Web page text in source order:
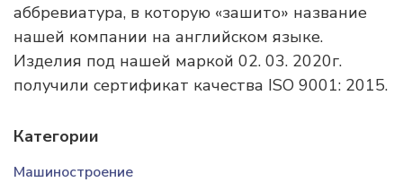
аббревиатура, в которую «зашито» название
нашей компании на английском языке.
Изделия под нашей маркой 02. 03. 2020г.
получили сертификат качества ISO 9001: 2015.
Категории
Машиностроение